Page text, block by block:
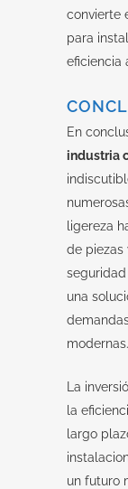
convierte
para
eficiencia
En
industria
ligereza
de piezas
una
modernas.
La
la
largo
un futuro